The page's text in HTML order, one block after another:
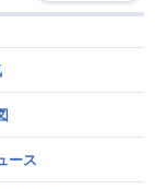
ース